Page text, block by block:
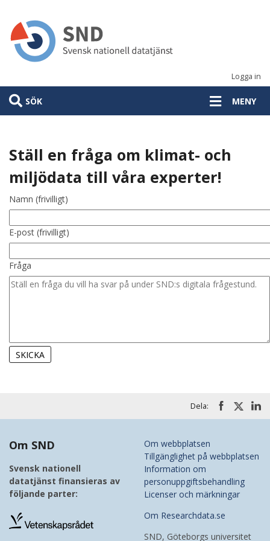
huvudinnehåll
Logga in
SÖK MENY
Ställ en fråga om klimat- och
miljödata till våra experter!
Namn (frivilligt)
E-post (frivilligt)
Fråga
Dela:
Om SND
Svensk nationell
datatjänst finansieras av
följande parter:
Om webbplatsen
Tillgänglighet på webbplatsen
Information om
personuppgiftsbehandling
Licenser och märkningar
Om Researchdata.se
SND, Göteborgs universitet